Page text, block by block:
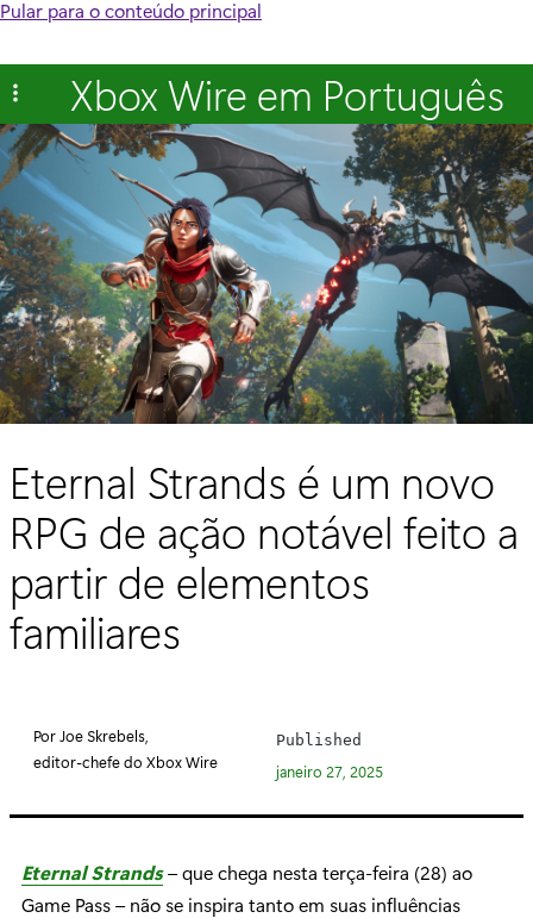
Pular para o conteúdo principal
Xbox Wire em Português
Eternal Strands é um novo
RPG de ação notável feito a
partir de elementos
familiares
Por Joe Skrebels,
editor-chefe do Xbox Wire
Published
janeiro 27, 2025
Eternal Strands– que chega nesta terça-feira (28) ao
Game Pass – não se inspira tanto em suas influências